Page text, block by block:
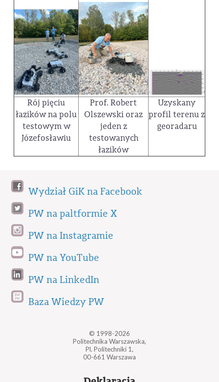
Rój pięciu
łazików na polu
testowym w
Józefosławiu
Prof. Robert
Olszewski oraz
jeden z
testowanych
łazików
Uzyskany
profil terenu z
georadaru
Wydział GiK na Facebook
PW na paltformie X
PW na Instagramie
PW na YouTube
PW na LinkedIn
Baza Wiedzy PW
© 1998-2026
Politechnika Warszawska,
Pl. Politechniki 1,
00-661 Warszawa